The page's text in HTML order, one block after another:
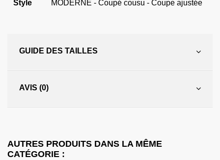
Style MODERNE - Coupé cousu - Coupe ajustée
GUIDE DES TAILLES
AVIS (0)
AUTRES PRODUITS DANS LA MÊME
CATÉGORIE :